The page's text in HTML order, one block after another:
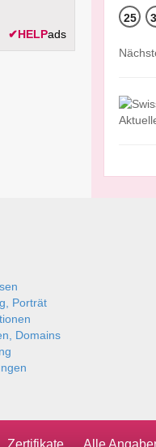
✔HELPads
25
Porträt
Domains
Zertifikate Alle